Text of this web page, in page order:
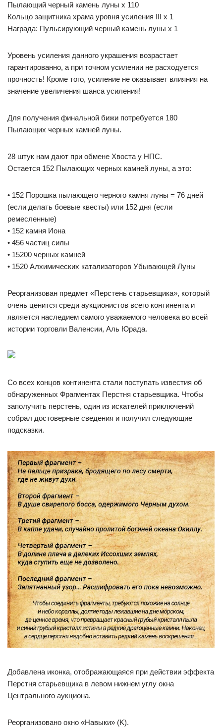
Пылающий черный камень луны х 110
Кольцо защитника храма уровня усиления III х 1
Награда: Пульсирующий черный камень луны х 1
Уровень усиления данного украшения возрастает
гарантированно, а при точном усилении не расходуется
прочность! Кроме того, усиление не оказывает влияния на
значение увеличения шанса усиления!
Для получения финальной бижи потребуется 180
Пылающих черных камней луны.
28 штук нам дают при обмене Хвоста у НПС.
Остается 152 Пылающих черных камней луны, а это:
• 152 Порошка пылающего черного камня луны = 76 дней
(если делать боевые квесты) или 152 дня (если
ремесленные)
• 152 камня Иона
• 456 частиц силы
• 15200 черных камней
• 1520 Алхимических катализаторов Убывающей Луны
Реорганизован предмет «Перстень старьевщика», который
очень ценится среди аукционистов всего континента и
является наследием самого уважаемого человека во всей
истории торговли Валенсии, Аль Юрада.
Со всех концов континента стали поступать известия об
обнаруженных Фрагментах Перстня старьевщика. Чтобы
заполучить перстень, один из искателей приключений
собрал достоверные сведения и получил следующие
подсказки.
Добавлена иконка, отображающаяся при действии эффекта
Перстня старьевщика в левом нижнем углу окна
Центрального аукциона.
Реорганизовано окно «Навыки» (K).